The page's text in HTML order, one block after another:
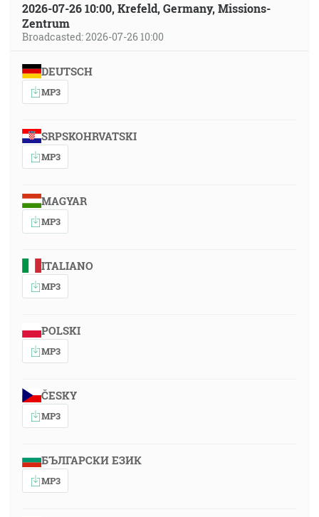
2026-07-26 10:00, Krefeld, Germany, Missions-
Zentrum
Broadcasted: 2026-07-26 10:00
DEUTSCH
MP3
SRPSKOHRVATSKI
MP3
MAGYAR
MP3
ITALIANO
MP3
POLSKI
MP3
ČESKY
MP3
БЪЛГАРСКИ ЕЗИК
MP3